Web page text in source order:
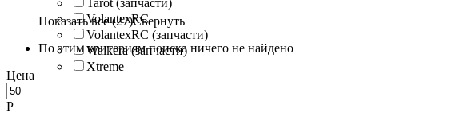
VolantexRC
VolantexRC (запчасти)
Walkera (запчасти)
Xtreme
Показать все (27)Свернуть
По этим критериям поиска ничего не найдено
Цена
Р
–